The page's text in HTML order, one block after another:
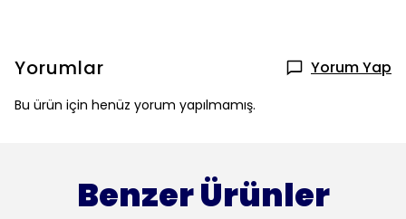
Yorumlar Yorum Yap
Bu ürün için henüz yorum yapılmamış.
Benzer Ürünler